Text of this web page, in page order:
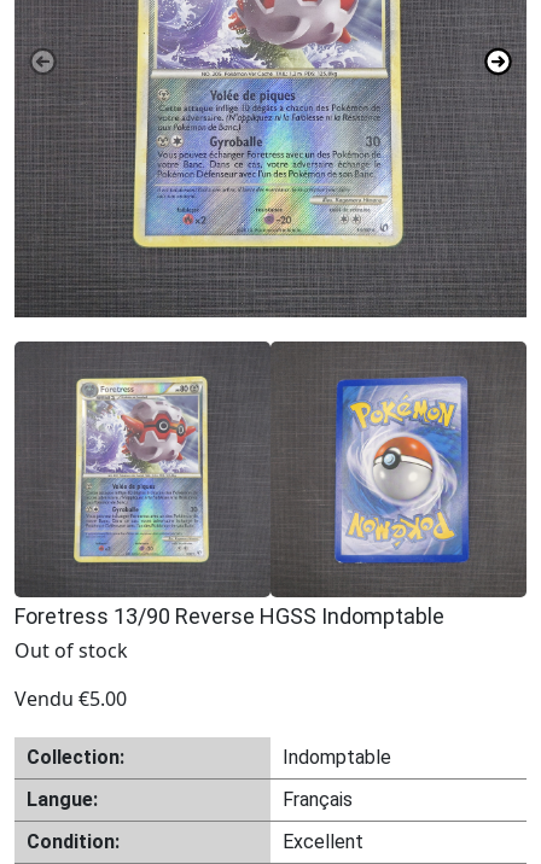
Foretress 13/90 Reverse HGSS Indomptable
Out of stock
Vendu €5.00
Collection:
Indomptable
Langue:
Français
Condition:
Excellent